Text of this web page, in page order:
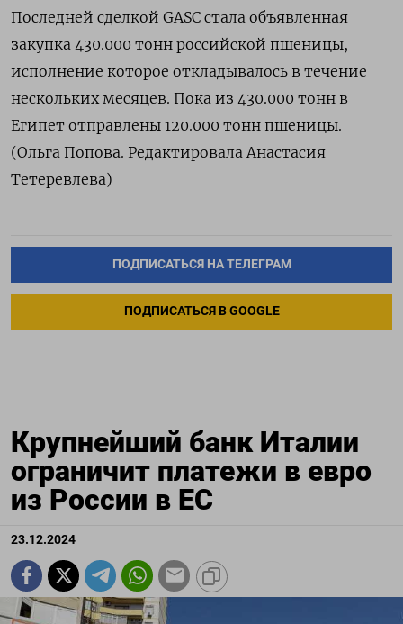
Последней сделкой GASC стала объявленная
закупка 430.000 тонн российской пшеницы,
исполнение которое откладывалось в течение
нескольких месяцев. Пока из 430.000 тонн в
Египет отправлены 120.000 тонн пшеницы.
(Ольга Попова. Редактировала Анастасия
Тетеревлева)
ПОДПИСАТЬСЯ НА ТЕЛЕГРАМ
ПОДПИСАТЬСЯ В GOOGLE
Крупнейший банк Италии
ограничит платежи в евро
из России в ЕС
23.12.2024